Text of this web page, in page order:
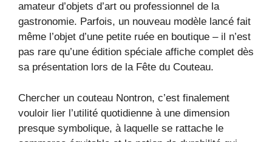
amateur d’objets d’art ou professionnel de la
gastronomie. Parfois, un nouveau modèle lancé fait
même l’objet d’une petite ruée en boutique – il n’est
pas rare qu’une édition spéciale affiche complet dès
sa présentation lors de la Fête du Couteau.
Chercher un couteau Nontron, c’est finalement
vouloir lier l’utilité quotidienne à une dimension
presque symbolique, à laquelle se rattache le